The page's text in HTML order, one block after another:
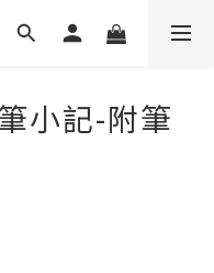
小記-附筆